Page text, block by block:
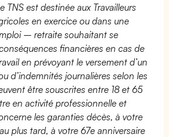
TNS est destinée aux Travailleurs
en exercice ou dans une
– retraite souhaitant se
financières en cas de
en prévoyant le versement d’un
d’indemnités journalières selon les
être souscrites entre 18 et 65
en activité professionnelle et
les garanties décès, à votre
plus tard, à votre 67e anniversaire